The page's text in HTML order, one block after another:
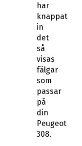
har
knappat
in
det
så
visas
fälgar
som
passar
på
din
Peugeot
308.